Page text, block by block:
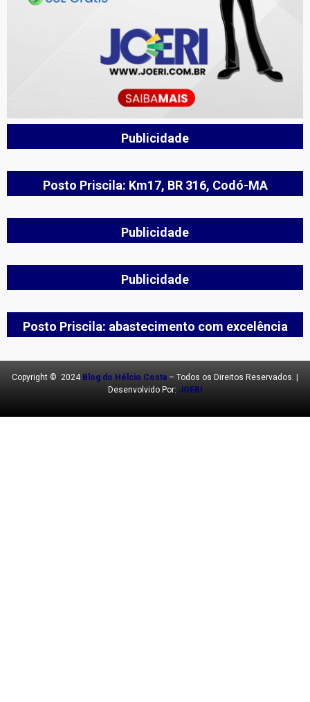
Publicidade
Posto Priscila: Km17, BR 316, Codó-MA
Publicidade
Publicidade
Posto Priscila: abastecimento com excelência
Copyright © 2024 Blog do Hélcio Costa – Todos os Direitos Reservados. |
Desenvolvido Por: JOERI